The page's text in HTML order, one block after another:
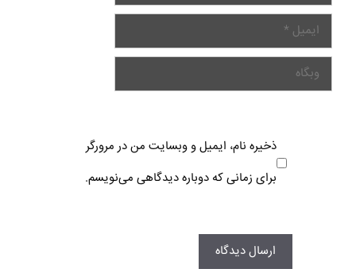
ذخیره نام، ایمیل و وبسایت من در مرورگر
برای زمانی که دوباره دیدگاهی می‌نویسم.